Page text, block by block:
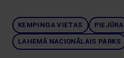
KEMPINGA VIETAS PIEJŪRA
LAHEMĀ NACIONĀLAIS PARKS